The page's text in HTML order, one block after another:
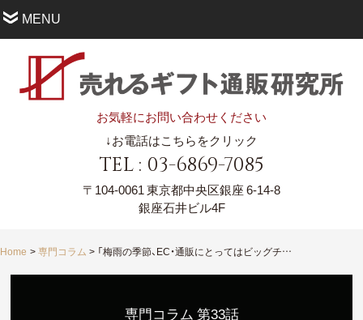
MENU
お気軽にお問い合わせください
↓お電話はこちらをクリック
TEL : 03-6869-7085
〒104-0061東京都中央区銀座 6-14-8
銀座石井ビル4F
Home 専門コラム 「梅雨の季節、EC・通販にとってはビッグチャンス」
専門コラム 第33話